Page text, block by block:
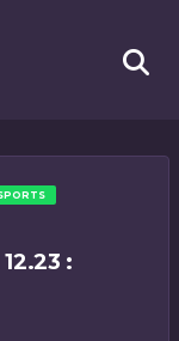
: